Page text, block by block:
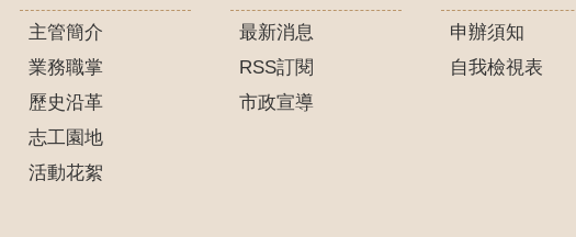
主管簡介
業務職掌
歷史沿革
志工園地
活動花絮
最新消息
RSS訂閱
市政宣導
申辦須知
自我檢視表